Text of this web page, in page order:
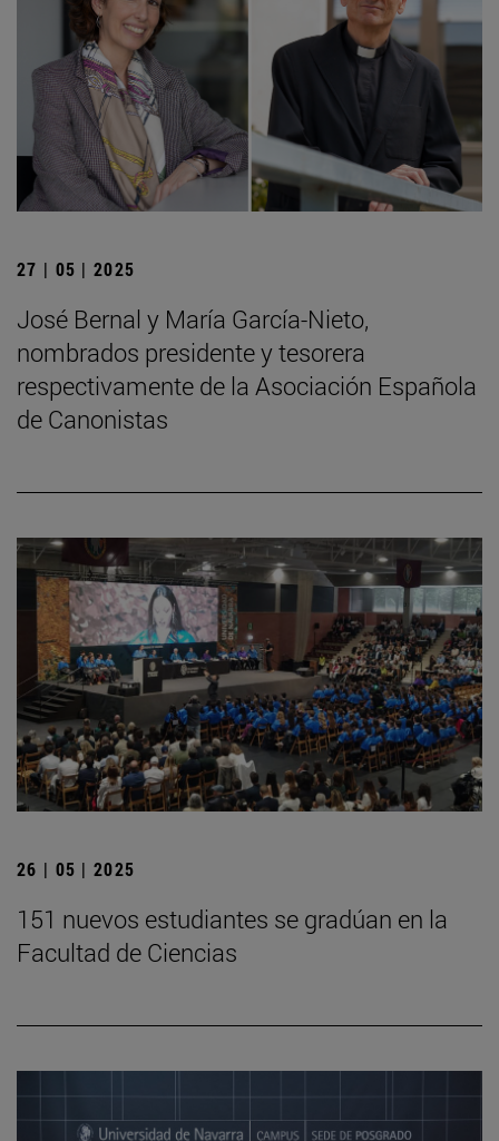
27 | 05 | 2025
José Bernal y María García-Nieto,
nombrados presidente y tesorera
respectivamente de la Asociación Española
de Canonistas
26 | 05 | 2025
151 nuevos estudiantes se gradúan en la
Facultad de Ciencias